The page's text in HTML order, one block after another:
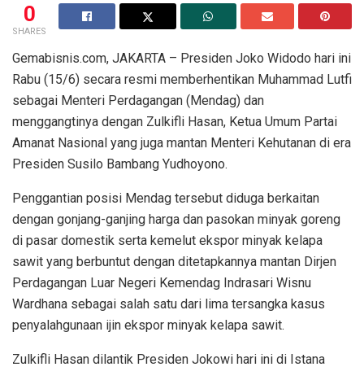
0
SHARES
Gemabisnis.com, JAKARTA – Presiden Joko Widodo hari ini
Rabu (15/6) secara resmi memberhentikan Muhammad Lutfi
sebagai Menteri Perdagangan (Mendag) dan
menggangtinya dengan Zulkifli Hasan, Ketua Umum Partai
Amanat Nasional yang juga mantan Menteri Kehutanan di era
Presiden Susilo Bambang Yudhoyono.
Penggantian posisi Mendag tersebut diduga berkaitan
dengan gonjang-ganjing harga dan pasokan minyak goreng
di pasar domestik serta kemelut ekspor minyak kelapa
sawit yang berbuntut dengan ditetapkannya mantan Dirjen
Perdagangan Luar Negeri Kemendag Indrasari Wisnu
Wardhana sebagai salah satu dari lima tersangka kasus
penyalahgunaan ijin ekspor minyak kelapa sawit.
Zulkifli Hasan dilantik Presiden Jokowi hari ini di Istana